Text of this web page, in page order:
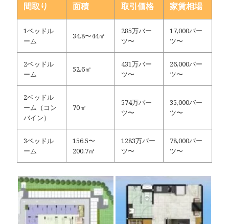
間取り 面積 取引価格 家賃相場
1ベッドル
ーム
34.8〜44㎡
285万バー
ツ〜
17,000バー
ツ〜
2ベッドル
ーム
52.6㎡
431万バー
ツ〜
26,000バー
ツ〜
2ベッドル
ーム（コン
バイン）
70㎡
574万バー
ツ〜
35,000バー
ツ〜
3ベッドル
ーム
156.5〜
200.7㎡
1283万バー
ツ〜
78,000バー
ツ〜